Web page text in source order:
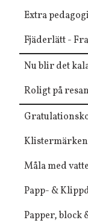
Extra
Fjäderlätt -
Nu blir det
Roligt på resan
Måla med
Papp- &
Papper, block